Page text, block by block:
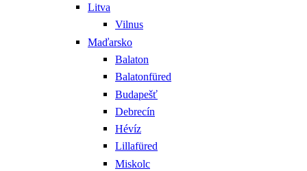
Litva
Vilnus
Maďarsko
Balaton
Balatonfüred
Budapešť
Debrecín
Hévíz
Lillafüred
Miskolc